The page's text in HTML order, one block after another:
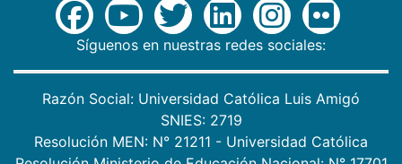
Síguenos en nuestras redes sociales:
Razón Social: Universidad Católica Luis Amigó
SNIES: 2719
Resolución MEN: N° 21211 - Universidad Católica